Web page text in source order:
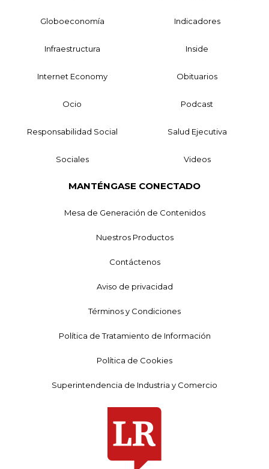
Globoeconomía Indicadores
Infraestructura Inside
Internet Economy Obituarios
Ocio Podcast
Responsabilidad Social Salud Ejecutiva
Sociales Videos
MANTÉNGASE CONECTADO
Mesa de Generación de Contenidos
Nuestros Productos
Contáctenos
Aviso de privacidad
Términos y Condiciones
Política de Tratamiento de Información
Política de Cookies
Superintendencia de Industria y Comercio